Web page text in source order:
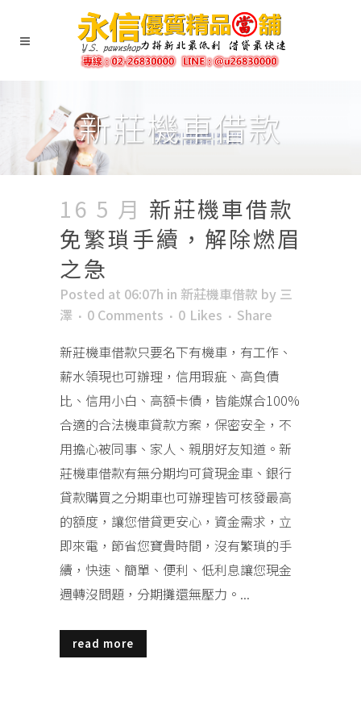
新莊機車借款
16 5 月 新莊機車借款
免繁瑣手續，解除燃眉
之急
Posted at 06:07h in 新莊機車借款 by 三
澤
0 Comments 0 Likes
Share
新莊機車借款只要名下有機車，有工作、
薪水領現也可辦理，信用瑕疵、高負債
比、信用小白、高額卡債，皆能媒合100%
合適的合法機車貸款方案，保密安全，不
用擔心被同事、家人、親朋好友知道。新
莊機車借款有無分期均可貸現金車、銀行
貸款購買之分期車也可辦理皆可核發最高
的額度，讓您借貸更安心，資金需求，立
即來電，節省您寶貴時間，沒有繁瑣的手
續，快速、簡單、便利、低利息讓您現金
週轉沒問題，分期攤還無壓力。...
read more